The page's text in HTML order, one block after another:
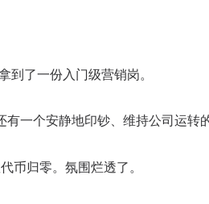
了一份入门级营销岗。
一个安静地印钞、维持公司运转
币归零。氛围烂透了。